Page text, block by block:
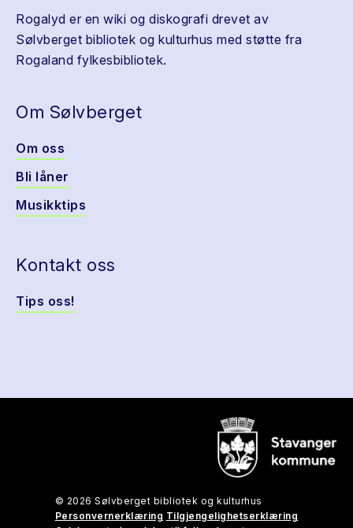
Rogalyd er en wiki og diskografi drevet av
Sølvberget bibliotek og kulturhus med støtte fra
Rogaland fylkesbibliotek.
Om Sølvberget
Om oss
Bli låner
Musikktips
Kontakt oss
Tips oss!
© 2026 Sølvberget bibliotek og kulturhus
Personvernerklæring Tilgjengelighetserklæring